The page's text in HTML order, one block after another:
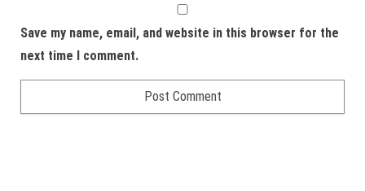
Save my name, email, and website in this browser for the
next time I comment.